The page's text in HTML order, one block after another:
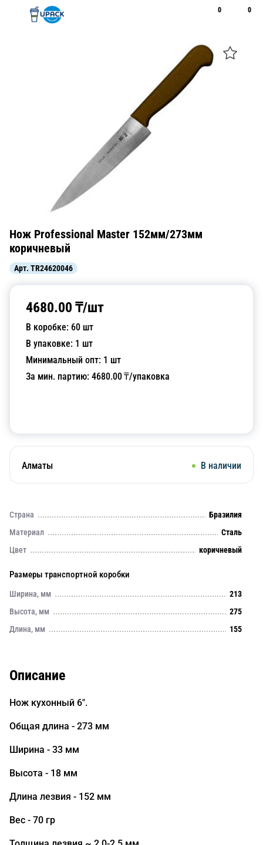
0 0
Нож Professional Master 152мм/273мм
коричневый
Арт. TR24620046
4680.00 ₸/шт
В коробке: 60 шт
В упаковке: 1 шт
Минимальный опт: 1 шт
За мин. партию: 4680.00₸/упаковка
Алматы В наличии
Страна
Бразилия
Материал
Сталь
Цвет
коричневый
Размеры транспортной коробки
Ширина, мм
213
Высота, мм
275
Длина, мм
155
Описание
Нож кухонный 6".
Общая длина - 273 мм
Ширина - 33 мм
Высота - 18 мм
Длина лезвия - 152 мм
Вес - 70 гр